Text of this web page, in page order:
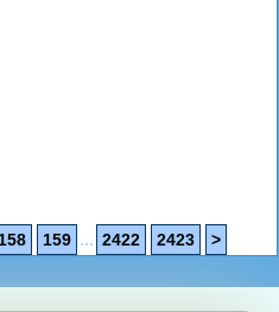
159 ... 2422 2423 >